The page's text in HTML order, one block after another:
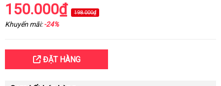
150.000₫ 198.000₫
Khuyến mãi:-24%
ĐẶT HÀNG